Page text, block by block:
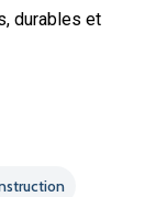
durables et